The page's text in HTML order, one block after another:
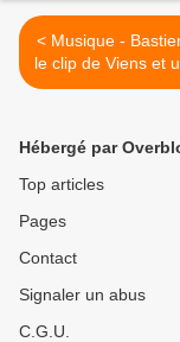
< Musique - Bastien Lanza,
le clip de Viens et
album Bleu
Hébergé par
Top articles
Pages
Contact
Signaler un abus
C.G.U.